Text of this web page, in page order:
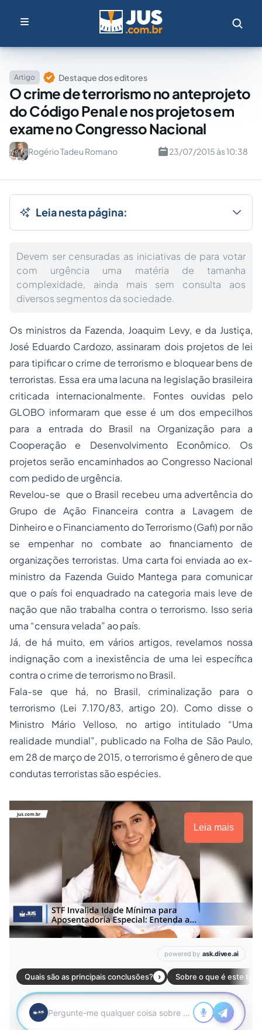
Artigo Destaque dos editores
O crime de terrorismo no anteprojeto
do Código Penal e nos projetos em
exame no Congresso Nacional
Rogério Tadeu Romano 23/07/2015 às 10:38
Leia nesta página:
Devem ser censuradas as iniciativas de para votar
com urgência uma matéria de tamanha
complexidade, ainda mais sem consulta aos
diversos segmentos da sociedade.
Os ministros da Fazenda, Joaquim Levy, e da Justiça,
José Eduardo Cardozo, assinaram dois projetos de lei
para tipificar o crime de terrorismo e bloquear bens de
terroristas. Essa era uma lacuna na legislação brasileira
criticada internacionalmente. Fontes ouvidas pelo
GLOBO informaram que esse é um dos empecilhos
para a entrada do Brasil na Organização para a
Cooperação e Desenvolvimento Econômico. Os
projetos serão encaminhados ao Congresso Nacional
com pedido de urgência.
Revelou-se que o Brasil recebeu uma advertência do
Grupo de Ação Financeira contra a Lavagem de
Dinheiro e o Financiamento do Terrorismo (Gafi) por não
se empenhar no combate ao financiamento de
organizações terroristas. Uma carta foi enviada ao ex-
ministro da Fazenda Guido Mantega para comunicar
que o país foi enquadrado na categoria mais leve de
nação que não trabalha contra o terrorismo. Isso seria
uma “censura velada” ao país.
Já, de há muito, em vários artigos, revelamos nossa
indignação com a inexistência de uma lei específica
contra o crime de terrorismo no Brasil.
Fala-se que há, no Brasil, criminalização para o
terrorismo (Lei 7.170/83, artigo 20). Como disse o
Ministro Mário Velloso, no artigo intitulado “Uma
realidade mundial”, publicado na Folha de São Paulo,
em 28 de março de 2015, o terrorismo é gênero de que
condutas terroristas são espécies.
Leia mais